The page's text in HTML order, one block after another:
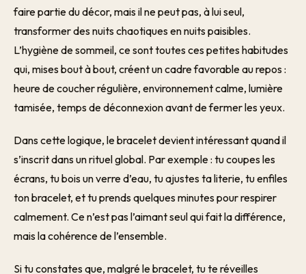
faire partie du décor, mais il ne peut pas, à lui seul,
transformer des nuits chaotiques en nuits paisibles.
L’hygiène de sommeil, ce sont toutes ces petites habitudes
qui, mises bout à bout, créent un cadre favorable au repos :
heure de coucher régulière, environnement calme, lumière
tamisée, temps de déconnexion avant de fermer les yeux.
Dans cette logique, le bracelet devient intéressant quand il
s’inscrit dans un rituel global. Par exemple : tu coupes les
écrans, tu bois un verre d’eau, tu ajustes ta literie, tu enfiles
ton bracelet, et tu prends quelques minutes pour respirer
calmement. Ce n’est pas l’aimant seul qui fait la différence,
mais la cohérence de l’ensemble.
Si tu constates que, malgré le bracelet, tu te réveilles